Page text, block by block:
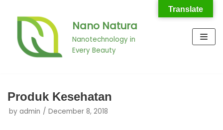
to
content
Nano Natura
Nanotechnology in
Every Beauty
Produk Kesehatan
by admin December 8, 2018
Translate